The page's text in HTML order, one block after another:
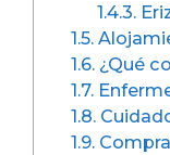
1.4.3.
1.5.
1.6. ¿Qué
1.7.
1.8.
1.9.